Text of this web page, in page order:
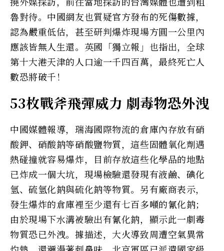
魯對待。中國網友也質疑官方發布的死傷數據，
認為嚴重低估，甚至研判爆炸現場方圓一公里內
應該皆無人生還。英國「獨立報」也指出，全球
第十大港天津的人口逾一千四百萬，最終死亡人
數恐將破千！
53枚戰斧飛彈威力 劇毒物恐外洩
中國媒體報導，瑞海國際物流的倉庫內存放有硝
酸鉀、硝酸鈉等硝酸鹽物質，這些固體氧化劑遇
熱碰撞就容易爆炸，目前存放這些化學品的地點
已炸成一個大坑，現場檢驗還發現有液鹼、碘化
氫、硫氫化鈉與硫化鈉等物質。另有廠商表示，
發生爆炸的倉庫裡至少還有七百多噸的氰化鈉；
由於現場下水溝被驗出有氰化鈉，顯示此一劇毒
物質恐已外洩。據描述，大火導致周遭空氣異常